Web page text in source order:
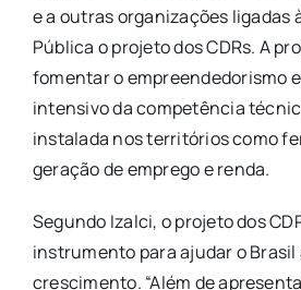
e a outras organizações ligadas
Pública o projeto dos CDRs. A
fomentar o empreendedorismo
intensivo da competência
instalada nos territórios como
geração de emprego e renda.
Segundo Izalci, o projeto dos
instrumento para ajudar o Brasil
crescimento. “Além de